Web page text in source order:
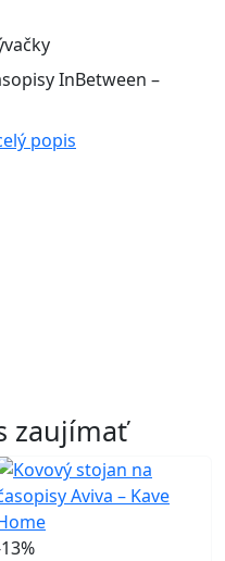
InBetween –
popis
zaujímať